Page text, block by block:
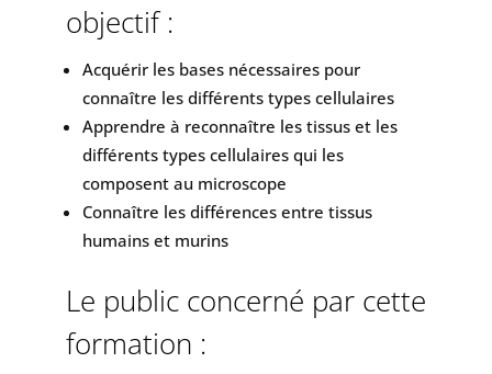
objectif :
Acquérir les bases nécessaires pour
connaître les différents types cellulaires
Apprendre à reconnaître les tissus et les
différents types cellulaires qui les
composent au microscope
Connaître les différences entre tissus
humains et murins
Le public concerné par cette
formation :